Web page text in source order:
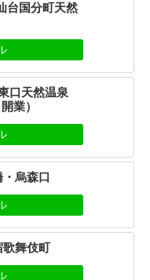
台国分町天然
口天然温泉
業）
烏森口
歌舞伎町